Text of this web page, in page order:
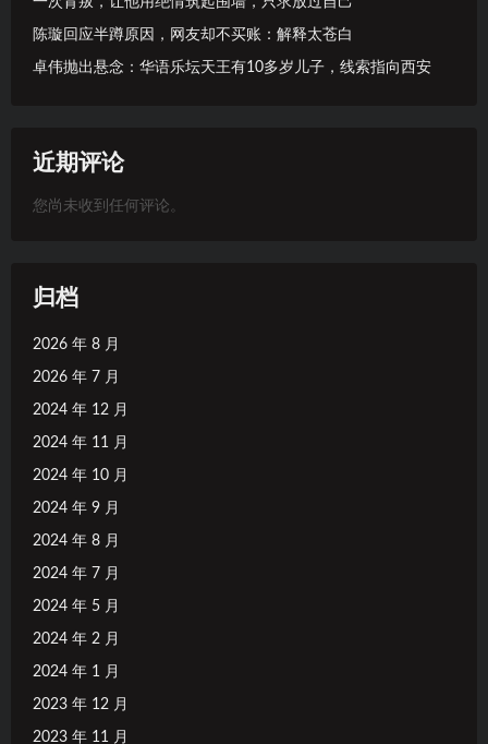
陈璇回应半蹲原因，网友却不买账：解释太苍白
卓伟抛出悬念：华语乐坛天王有10多岁儿子，线索指向西安
近期评论
您尚未收到任何评论。
归档
2026 年 8 月
2026 年 7 月
2024 年 12 月
2024 年 11 月
2024 年 10 月
2024 年 9 月
2024 年 8 月
2024 年 7 月
2024 年 5 月
2024 年 2 月
2024 年 1 月
2023 年 12 月
2023 年 11 月